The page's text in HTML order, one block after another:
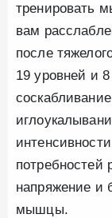
тренировать
вам
после
19 уровней и
потребностей
напряжение и
мышцы.